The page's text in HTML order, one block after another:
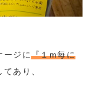
ージに『１m每に
あり、